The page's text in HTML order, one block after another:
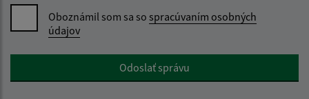
Oboznámil som sa so spracúvaním osobných
údajov
Google reCaptcha ResponseOdoslať správu